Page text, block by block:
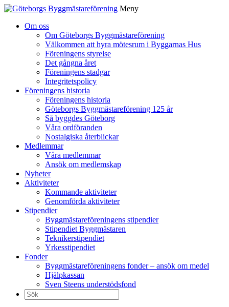
Meny
Om oss
Om Göteborgs Byggmästareförening
Välkommen att hyra mötesrum i Byggarnas Hus
Föreningens styrelse
Det gångna året
Föreningens stadgar
Integritetspolicy
Föreningens historia
Föreningens historia
Göteborgs Byggmästareförening 125 år
Så byggdes Göteborg
Våra ordföranden
Nostalgiska återblickar
Medlemmar
Våra medlemmar
Ansök om medlemskap
Nyheter
Aktiviteter
Kommande aktiviteter
Genomförda aktiviteter
Stipendier
Byggmästareföreningens stipendier
Stipendiet Byggmästaren
Teknikerstipendiet
Yrkesstipendiet
Fonder
Byggmästareföreningens fonder – ansök om medel
Hjälpkassan
Sven Steens understödsfond
Sök
efter: